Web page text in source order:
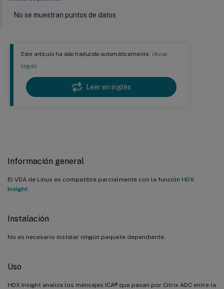
Este artículo ha sido traducido automáticamente. (Aviso
legal)
Leer en inglés
Información general
El VDA de Linux es compatible parcialmente con la función HDX
Insight
Instalación
No es necesario instalar ningún paquete dependiente.
Uso
HDX Insight analiza los mensajes ICA® que pasan por Citrix ADC entre la
No se muestran puntos de datos